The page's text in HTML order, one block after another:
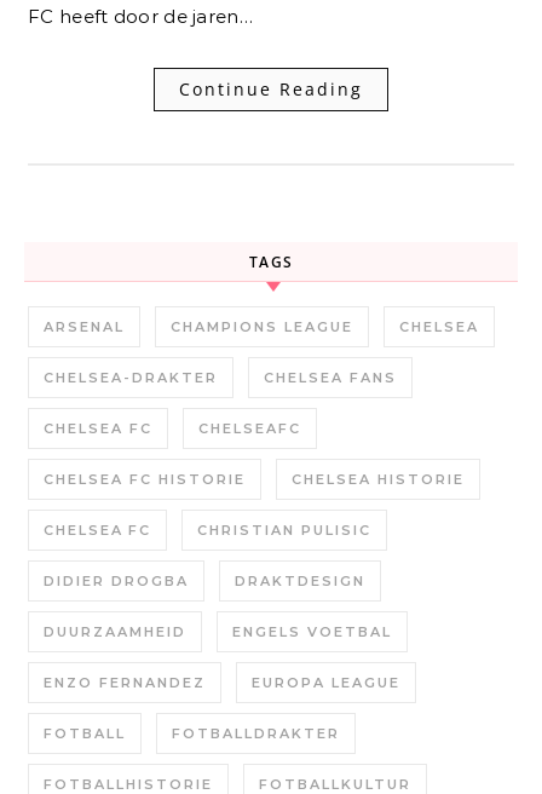
FC heeft door de jaren…
Continue Reading
TAGS
ARSENAL CHAMPIONS LEAGUE CHELSEA
CHELSEA-DRAKTER CHELSEA FANS
CHELSEA FC CHELSEAFC
CHELSEA FC HISTORIE CHELSEA HISTORIE
CHELSEA FC CHRISTIAN PULISIC
DIDIER DROGBA DRAKTDESIGN
DUURZAAMHEID ENGELS VOETBAL
ENZO FERNANDEZ EUROPA LEAGUE
FOTBALL FOTBALLDRAKTER
FOTBALLHISTORIE FOTBALLKULTUR